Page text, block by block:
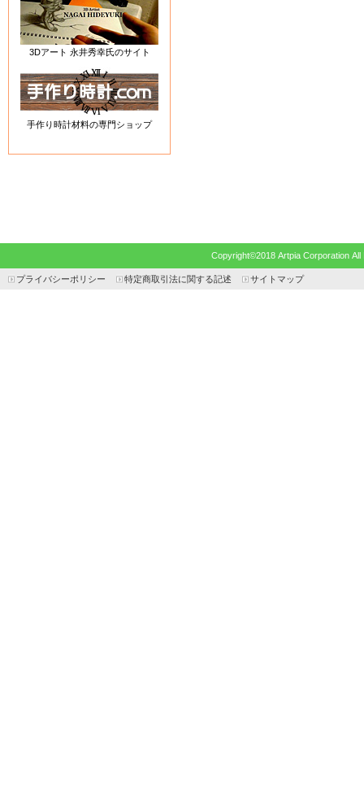
3Dアート 永井秀幸氏のサイト
手作り時計材料の専門ショップ
Copyright©2018 Artpia Corporation
プライバシーポリシー 特定商取引法に関する記述 サイトマップ